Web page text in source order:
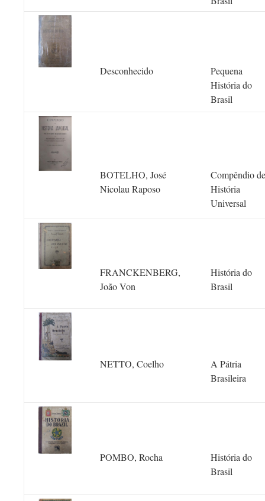
Desconhecido
Pequena
História do
Brasil
BOTELHO, José
Nicolau Raposo
Compêndio de
História
Universal
FRANCKENBERG,
João Von
História do
Brasil
NETTO, Coelho
A Pátria
Brasileira
POMBO, Rocha
História do
Brasil